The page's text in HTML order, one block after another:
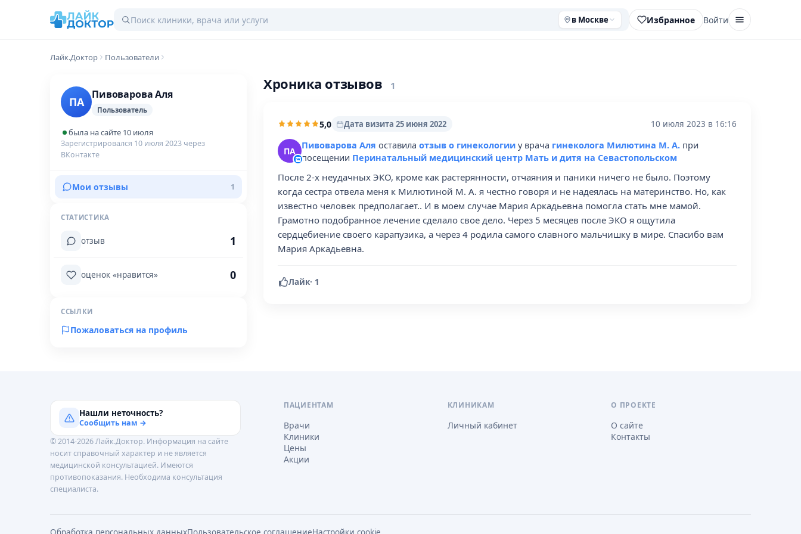
в Москве Избранное Войти
Лайк.Доктор Пользователи
ПА
Пивоварова Аля
Пользователь
была на сайте 10 июля
Зарегистрировался 10 июля 2023 через
ВКонтакте
Мои отзывы 1
СТАТИСТИКА
отзыв 1
оценок «нравится» 0
ССЫЛКИ
Пожаловаться на профиль
Хроника отзывов 1
5,0 Дата визита 25 июня 2022 10 июля 2023 в 16:16
ПА Пивоварова Аля оставила отзыв о гинекологии у врача гинеколога Милютина М. А. при
посещении Перинатальный медицинский центр Мать и дитя на Севастопольском
После 2-х неудачных ЭКО, кроме как растерянности, отчаяния и паники ничего не было. Поэтому
когда сестра отвела меня к Милютиной М. А. я честно говоря и не надеялась на материнство. Но, как
известно человек предполагает.. И в моем случае Мария Аркадьевна помогла стать мне мамой.
Грамотно подобранное лечение сделало свое дело. Через 5 месяцев после ЭКО я ощутила
сердцебиение своего карапузика, а через 4 родила самого славного мальчишку в мире. Спасибо вам
Мария Аркадьевна.
Лайк· 1
Нашли неточность?
Сообщить нам →
© 2014-2026 Лайк.Доктор. Информация на сайте
носит справочный характер и не является
медицинской консультацией. Имеются
противопоказания. Необходима консультация
специалиста.
ПАЦИЕНТАМ
Врачи
Клиники
Цены
Акции
КЛИНИКАМ
Личный кабинет
О ПРОЕКТЕ
О сайте
Контакты